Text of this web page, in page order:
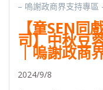
– 嗚謝政商界支持專區
【童SEN
司】中秋豆
｜嗚謝政商
2024/9/8